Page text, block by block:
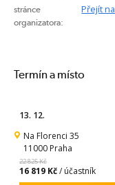
stránce
organizatora:
Přejít
Termín a místo
13. 12.
Na Florenci 35
11000 Praha
22 825 Kč
16 819 Kč/ účastník